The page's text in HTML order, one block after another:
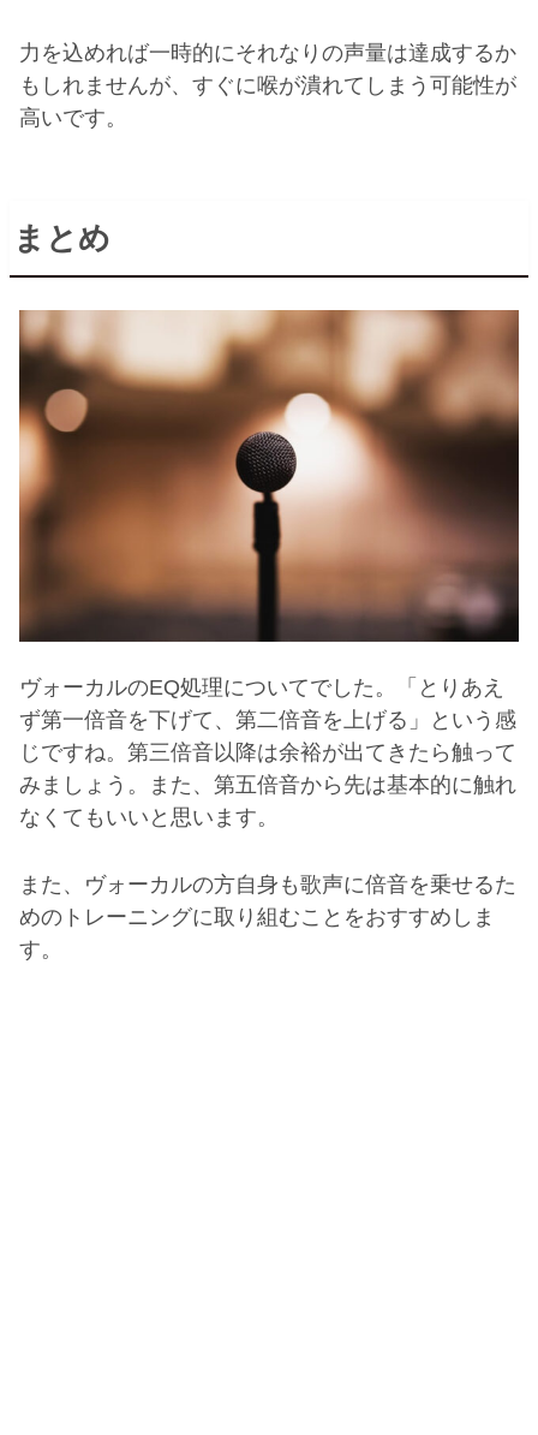
力を込めれば一時的にそれなりの声量は達成するか
もしれませんが、すぐに喉が潰れてしまう可能性が
高いです。
まとめ
ヴォーカルのEQ処理についてでした。「とりあえ
ず第一倍音を下げて、第二倍音を上げる」という感
じですね。第三倍音以降は余裕が出てきたら触って
みましょう。また、第五倍音から先は基本的に触れ
なくてもいいと思います。
また、ヴォーカルの方自身も歌声に倍音を乗せるた
めのトレーニングに取り組むことをおすすめしま
す。